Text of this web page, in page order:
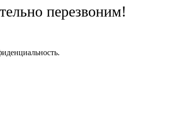
перезвоним!